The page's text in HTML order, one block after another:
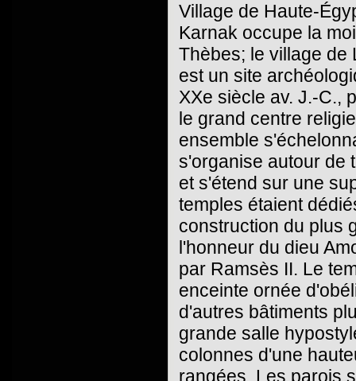
Village de Haute-
Karnak occupe la
Thèbes; le village de
est un site
XXe siècle av. J.-C.,
le grand centre
ensemble
s'organise autour de
et s'étend sur une
temples étaient
construction du plus
l'honneur du dieu
par Ramsès II. Le
enceinte ornée
d'autres bâtiments
grande salle
colonnes d'une
rangées. Les parois